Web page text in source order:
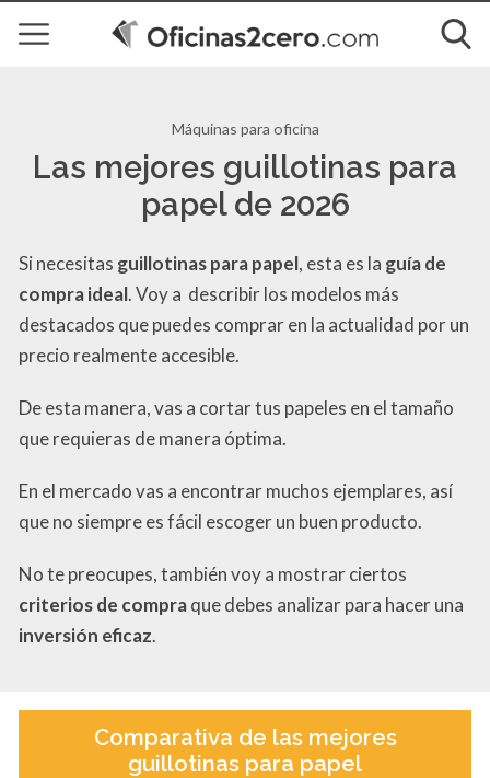
Máquinas para oficina
Las mejores guillotinas para
papel de 2026
Si necesitas guillotinas para papel, esta es la guía de
compra ideal. Voy a describir los modelos más
destacados que puedes comprar en la actualidad por un
precio realmente accesible.
De esta manera, vas a cortar tus papeles en el tamaño
que requieras de manera óptima.
En el mercado vas a encontrar muchos ejemplares, así
que no siempre es fácil escoger un buen producto.
No te preocupes, también voy a mostrar ciertos
criterios de compraque debes analizar para hacer una
inversión eficaz.
Comparativa de las mejores
guillotinas para papel